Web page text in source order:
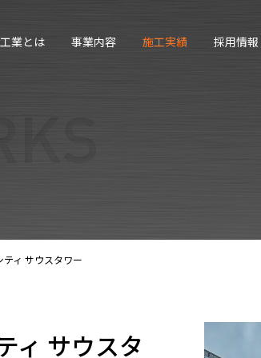
業とは 事業内容 施工実績 採用情報
ィ サウスタワー
ィ サウスタ